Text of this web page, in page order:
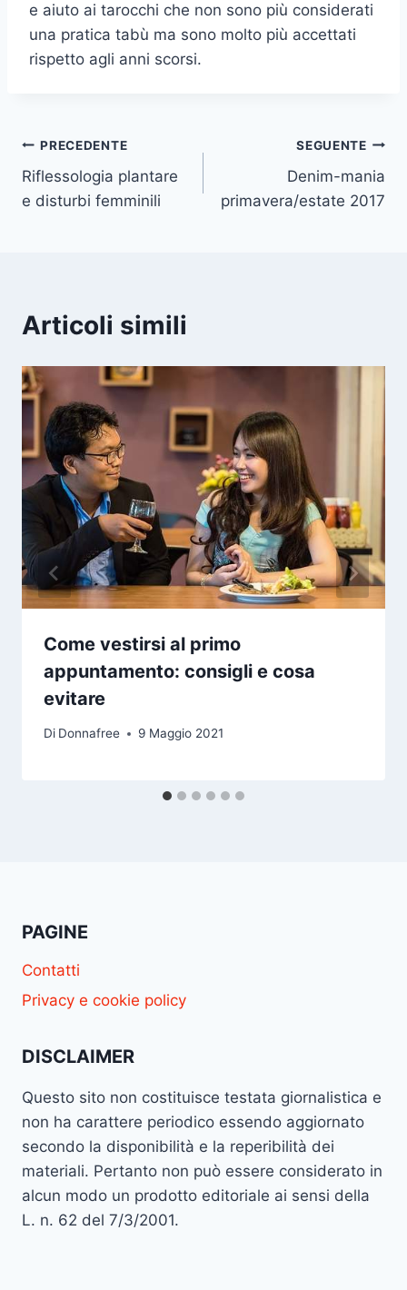
e aiuto ai tarocchi che non sono più considerati
una pratica tabù ma sono molto più accettati
rispetto agli anni scorsi.
Navigazione
articoli
PRECEDENTE
Riflessologia plantare
e disturbi femminili
SEGUENTE
Denim-mania
primavera/estate 2017
Articoli simili
Come vestirsi al primo
appuntamento: consigli e cosa
evitare
Di Donnafree 9 Maggio 2021
PAGINE
Contatti
Privacy e cookie policy
DISCLAIMER
Questo sito non costituisce testata giornalistica e
non ha carattere periodico essendo aggiornato
secondo la disponibilità e la reperibilità dei
materiali. Pertanto non può essere considerato in
alcun modo un prodotto editoriale ai sensi della
L. n. 62 del 7/3/2001.